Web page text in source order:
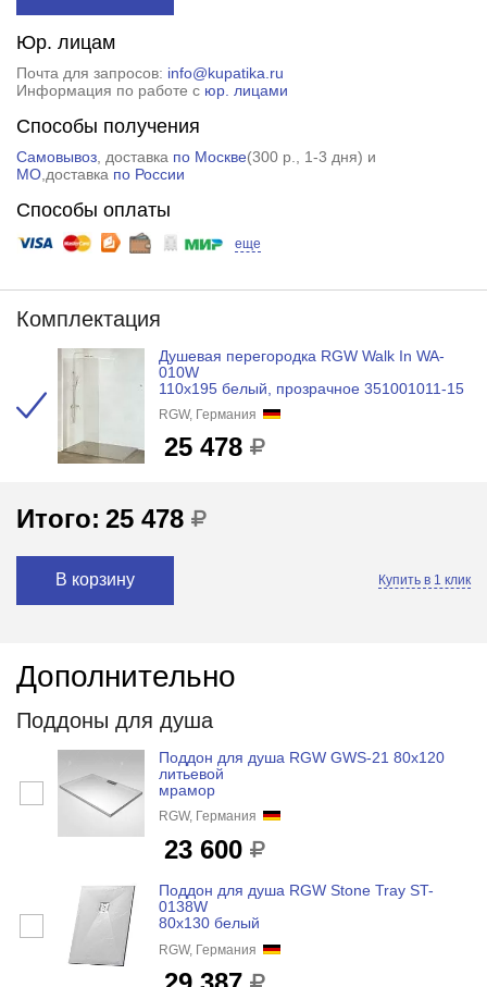
Юр. лицам
Почта для запросов: info@kupatika.ru
Информация по работе с юр. лицами
Способы получения
Самовывоз, доставка по Москве(300 р.
, 1-3 дня) и
МО,доставка по России
Способы оплаты
еще
Комплектация
Душевая перегородка RGW Walk In WA-
010W
110x195 белый, прозрачное 351001011-15
RGW, Германия
25 478
Итого: 25 478
В корзину Купить в 1 клик
Дополнительно
Поддоны для душа
Поддон для душа RGW GWS-21 80x120
литьевой
мрамор
RGW, Германия
23 600
Поддон для душа RGW Stone Tray ST-
0138W
80x130 белый
RGW, Германия